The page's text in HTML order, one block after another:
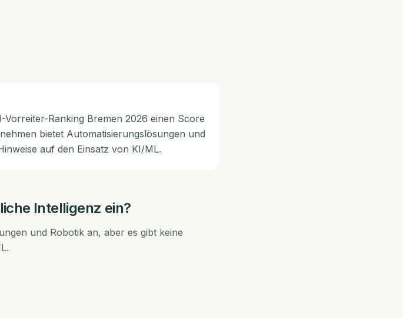
Ranking Bremen 2026 einen Score
bietet Automatisierungslösungen und
auf den Einsatz von KI/ML.
Intelligenz ein?
und Robotik an, aber es gibt keine